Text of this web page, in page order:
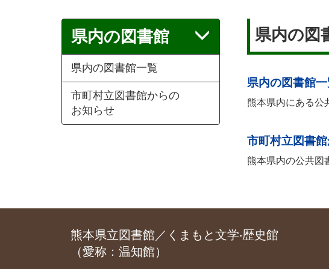
県内の図
県内の図書館
熊本県内にある公
市町村立図書
熊本県内の公共図
県内の図書館
県内の図書館一覧
市町村立図書館からの
お知らせ
熊本県立図書館／くまもと文学‧歴史館
（愛称：温知館）